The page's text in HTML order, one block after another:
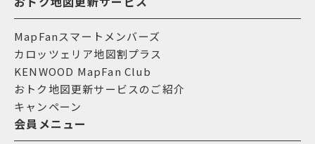
MapFanスマートメンバーズ
カロッツェリア地図割プラス
KENWOOD MapFan Club
おトク地図更新サービスのご紹介
キャンペーン
会員メニュー